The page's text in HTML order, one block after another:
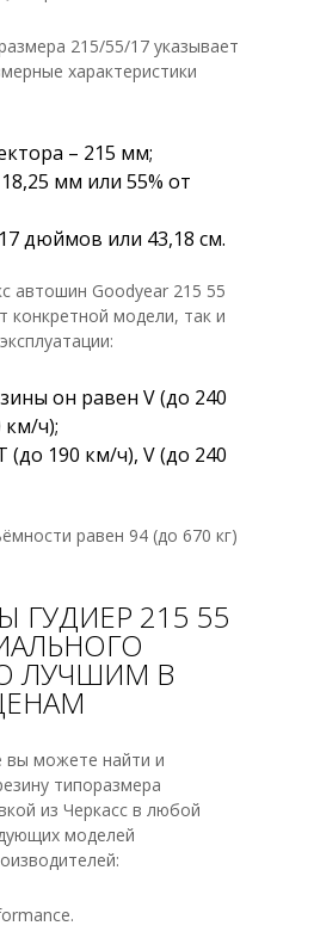
215/55/17 указывает
характеристики
– 215 мм;
мм или 55% от
дюймов или 43,18 см.
автошин Goodyear 215 55
конкретной модели, так и
он равен V (до 240
км/ч);
(до 190 км/ч), V (до 240
равен 94 (до 670 кг)
215 55
ЛУЧШИМ В
вы можете найти и
типоразмера
из Черкасс в любой
моделей